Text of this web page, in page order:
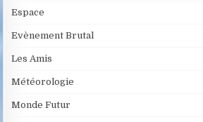
Espace
Evènement Brutal
Les Amis
Météorologie
Monde Futur